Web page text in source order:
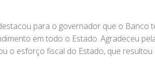
para o governador que o Banco
em todo o Estado. Agradeceu
o esforço fiscal do Estado, que